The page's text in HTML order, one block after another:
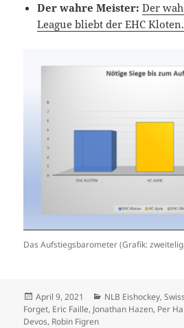
Der wahre Meister: Der
League bliebt der EHC Kloten.
Das Aufstiegsbarometer (Grafik:
Veröffentlicht
am
April 9, 2021 Kategorien
NLB Eishockey,
Forget, Eric Faille, Jonathan Hazen, Per
Devos, Robin Figren